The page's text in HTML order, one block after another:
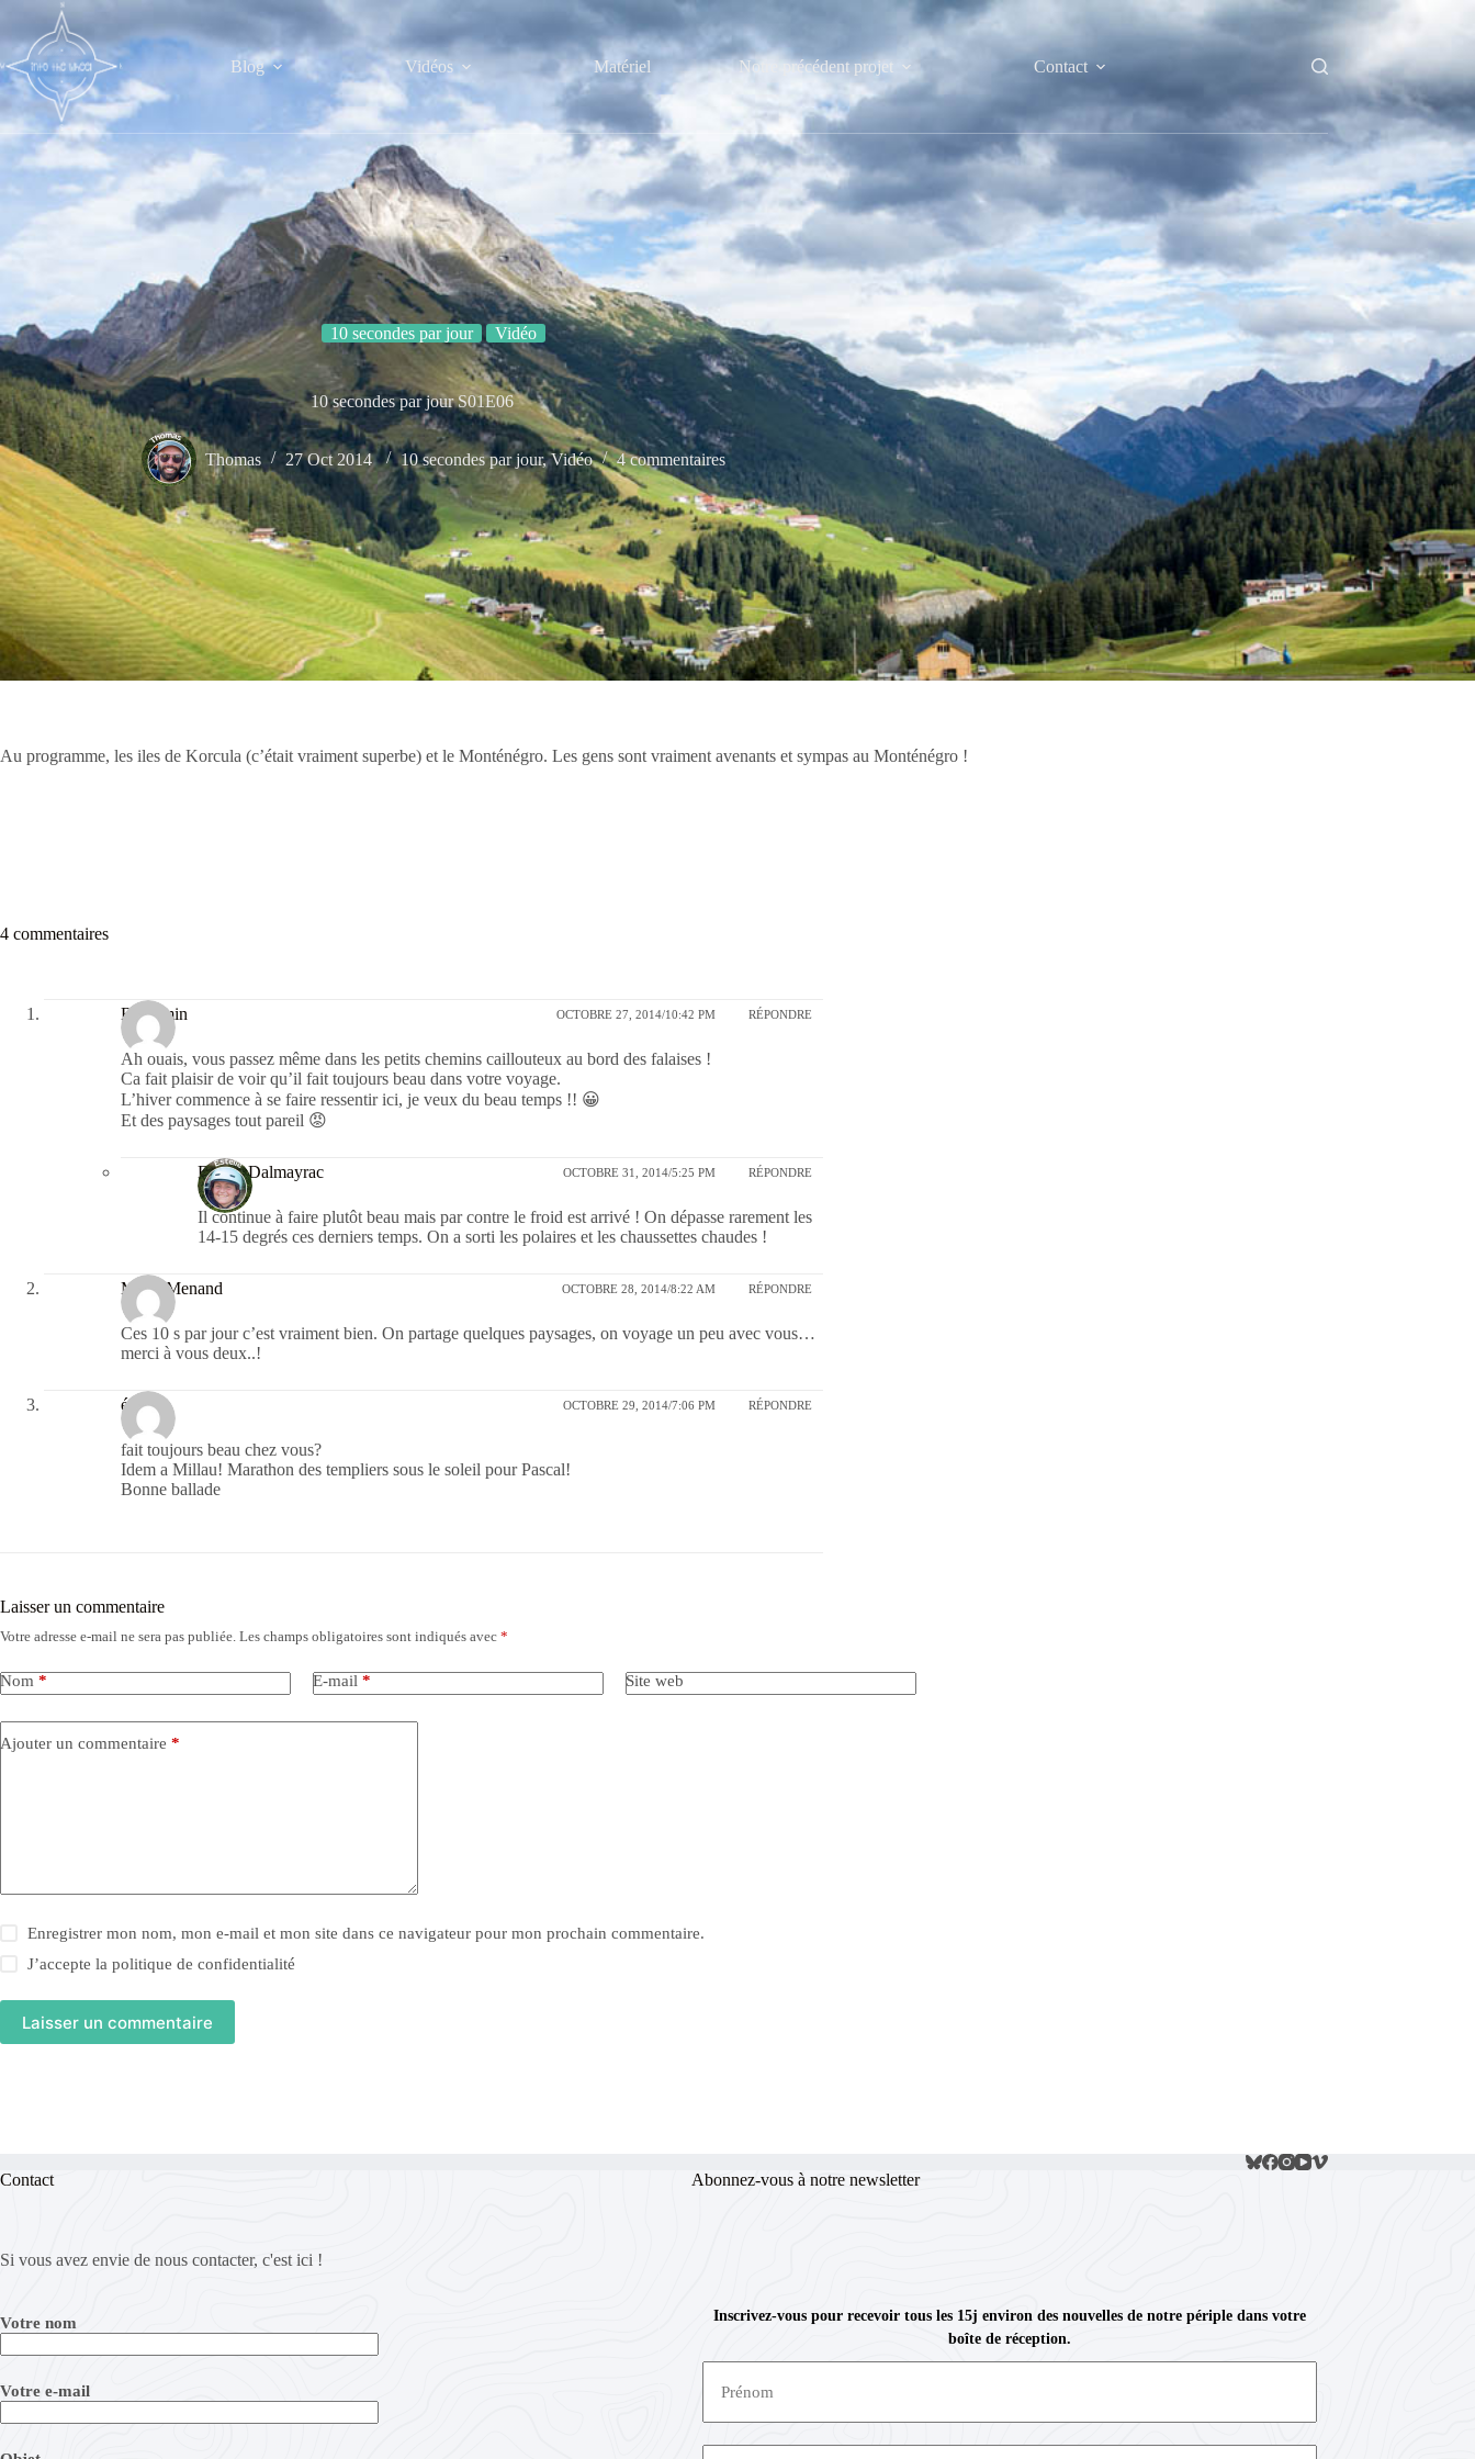
contenu
Blog
Vidéos Matériel Notre précédent projet Contact
10 secondes par jour Vidéo
10 secondes par jour S01E06
Thomas 27 Oct 2014 10 secondes par jour,Vidéo 4 commentaires
Au programme, les iles de Korcula (c’était vraiment superbe) et le Monténégro. Les gens sont vraiment avenants et sympas au Monténégro !
4 commentaires
Benjamin OCTOBRE 27, 2014/10:42 PM RÉPONDRE
Ah ouais, vous passez même dans les petits chemins caillouteux au bord des falaises !
Ca fait plaisir de voir qu’il fait toujours beau dans votre voyage.
L’hiver commence à se faire ressentir ici, je veux du beau temps !! 😀
Et des paysages tout pareil 😡
Estelle Dalmayrac OCTOBRE 31, 2014/5:25 PM RÉPONDRE
Il continue à faire plutôt beau mais par contre le froid est arrivé ! On dépasse rarement les
14-15 degrés ces derniers temps. On a sorti les polaires et les chaussettes chaudes !
Marie Menand OCTOBRE 28, 2014/8:22 AM RÉPONDRE
Ces 10 s par jour c’est vraiment bien. On partage quelques paysages, on voyage un peu avec vous…
merci à vous deux..!
émilie OCTOBRE 29, 2014/7:06 PM RÉPONDRE
fait toujours beau chez vous?
Idem a Millau! Marathon des templiers sous le soleil pour Pascal!
Bonne ballade
Laisser un commentaire
Votre adresse e-mail ne sera pas publiée. Les champs obligatoires sont indiqués avec *
Nom * E-mail * Site web
Ajouter un commentaire *
Enregistrer mon nom, mon e-mail et mon site dans ce navigateur pour mon prochain commentaire.
J’accepte lapolitique de confidentialité
Laisser un commentaire
Contact
Si vous avez envie de nous contacter, c'est ici !
Votre nom
Votre e-mail
Abonnez-vous à notre newsletter
Inscrivez-vous pour recevoir tous les 15j environ des nouvelles de notre périple dans votre
boîte de réception.